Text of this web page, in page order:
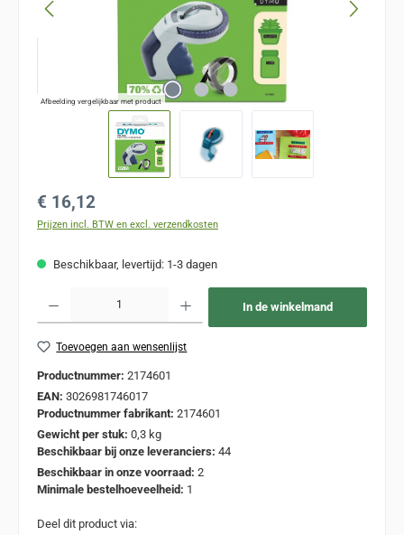
Afbeelding vergelijkbaar met product
Normale prijs:
€ 16,12
Prijzen incl. BTW en excl. verzendkosten
Beschikbaar, levertijd: 1-3 dagen
In de winkelmand
Toevoegen aan wensenlijst
Productnummer: 2174601
EAN: 3026981746017
Productnummer fabrikant: 2174601
Gewicht per stuk: 0,3 kg
Beschikbaar bij onze leveranciers: 44
Beschikbaar in onze voorraad: 2
Minimale bestelhoeveelheid: 1
Deel dit product via: